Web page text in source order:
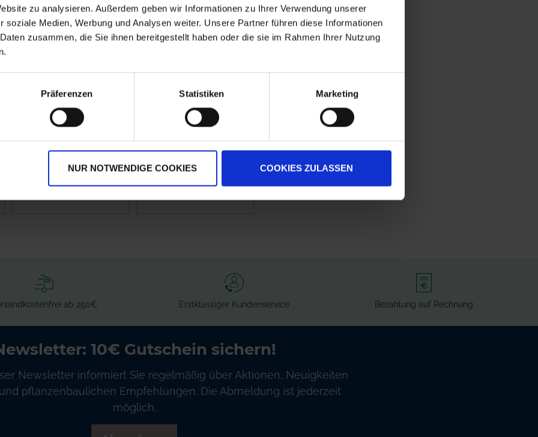
zu analysieren. Außerdem geben wir Informationen zu Ihrer Verwendung unserer
soziale Medien, Werbung und Analysen weiter. Unsere Partner führen diese Informationen
zusammen, die Sie ihnen bereitgestellt haben oder die sie im Rahmen Ihrer Nutzung
Präferenzen Statistiken Marketing
NUR NOTWENDIGE COOKIES COOKIES ZULASSEN
ARAG Einfach-
GRANIT Fünffach-
ab 250€ Erstklassiger Kundenservice Bezahlung auf Rechnung
10€ Gutschein sichern!
Newsletter informiert Sie regelmäßig über Aktionen, Neuigkeiten
pflanzenbaulichen Empfehlungen. Die Abmeldung ist jederzeit
möglich.